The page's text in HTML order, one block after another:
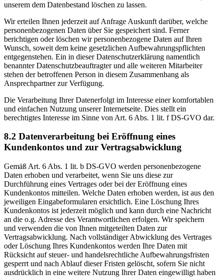
unserem dem Datenbestand löschen zu lassen.
Wir erteilen Ihnen jederzeit auf Anfrage Auskunft darüber, welche
personenbezogenen Daten über Sie gespeichert sind. Ferner
berichtigen oder löschen wir personenbezogene Daten auf Ihren
Wunsch, soweit dem keine gesetzlichen Aufbewahrungspflichten
entgegenstehen. Ein in dieser Datenschutzerklärung namentlich
benannter Datenschutzbeauftragter und alle weiteren Mitarbeiter
stehen der betroffenen Person in diesem Zusammenhang als
Ansprechpartner zur Verfügung.
Die Verarbeitung Ihrer Datenerfolgt im Interesse einer komfortablen
und einfachen Nutzung unserer Internetseite. Dies stellt ein
berechtigtes Interesse im Sinne von Art. 6 Abs. 1 lit. f DS-GVO dar.
8.2 Datenverarbeitung bei Eröffnung eines
Kundenkontos und zur Vertragsabwicklung
Gemäß Art. 6 Abs. 1 lit. b DS-GVO werden personenbezogene
Daten erhoben und verarbeitet, wenn Sie uns diese zur
Durchführung eines Vertrages oder bei der Eröffnung eines
Kundenkontos mitteilen. Welche Daten erhoben werden, ist aus den
jeweiligen Eingabeformularen ersichtlich. Eine Löschung Ihres
Kundenkontos ist jederzeit möglich und kann durch eine Nachricht
an die o.g. Adresse des Verantwortlichen erfolgen. Wir speichern
und verwenden die von Ihnen mitgeteilten Daten zur
Vertragsabwicklung. Nach vollständiger Abwicklung des Vertrages
oder Löschung Ihres Kundenkontos werden Ihre Daten mit
Rücksicht auf steuer- und handelsrechtliche Aufbewahrungsfristen
gesperrt und nach Ablauf dieser Fristen gelöscht, sofern Sie nicht
ausdrücklich in eine weitere Nutzung Ihrer Daten eingewilligt haben